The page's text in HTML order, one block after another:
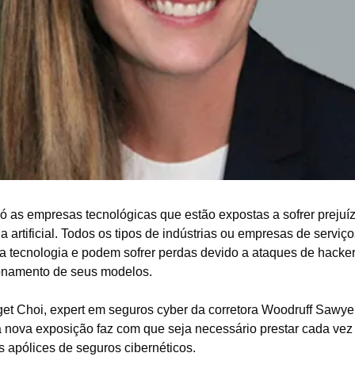
as empresas tecnológicas que estão expostas a sofrer
artificial. Todos os tipos de indústrias ou empresas de
tecnologia e podem sofrer perdas devido a ataques de
de seus modelos.
Choi, expert em seguros cyber da corretora Woodruff
nova exposição faz com que seja necessário prestar cada
apólices de seguros cibernéticos.